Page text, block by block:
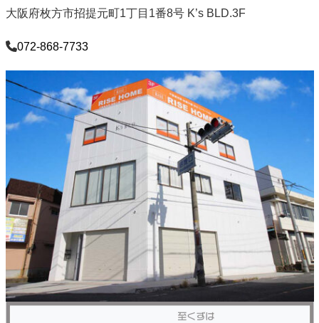
大阪府枚方市招提元町1丁目1番8号 K’s BLD.3F
072-868-7733